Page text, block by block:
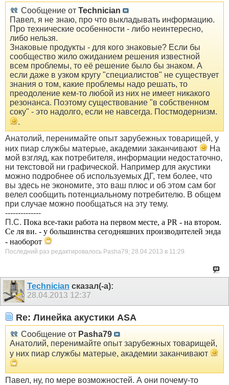
Сообщение от Technician
Павел, я не знаю, про что выкладывать информацию.
Про технические особенности - либо неинтересно,
либо нельзя.
Знаковые продукты - для кого знаковые? Если бы
сообщество жило ожиданием решения известной
всем проблемы, то её решение было бы знаком. А
если даже в узком кругу "специалистов" не существует
знания о том, какие проблемы надо решать, то
преодоление кем-то любой из них не имеет никакого
резонанса. Поэтому существование "в собственном
соку" - это надолго, если не навсегда. Постмодернизм.
.
Анатолий, перенимайте опыт зарубежных товарищей, у
них пиар службы матерые, академии заканчивают
На
мой взгляд, как потребителя, информации недостаточно,
ни текстовой ни графической. Например для акустики
можно подробнее об используемых ДГ, тем более, что
вы здесь не экономите, это ваш плюс и об этом сам бог
велел сообщить потенциальному потребителю. В общем
при случае можно пообщаться на эту тему.
--------------
П.С. Пока все-таки работа на первом месте, а PR - на втором.
Се ля ви. - у большинства сегодняшних производителей энда
- наоборот
Последний раз редактировалось Pasha79; 28.04.2013 в 11:29.
Technician сказал(-а):
28.04.2013 12:37
Re: Линейка акустики ASA
Сообщение от Pasha79
Анатолий, перенимайте опыт зарубежных товарищей,
у них пиар службы матерые, академии заканчивают
Павел, ну, по мере возможностей. А они почему-то